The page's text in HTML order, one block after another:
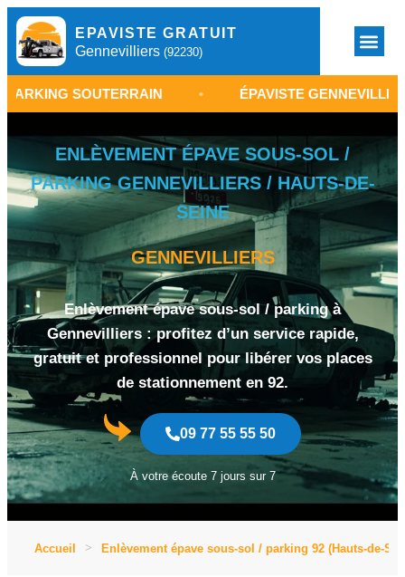
EPAVISTE GRATUIT
Gennevilliers (92230)
• ÉPAVISTE GENNEVILLIERS 92230
ENLÈVEMENT ÉPAVE SOUS-SOL /
PARKING GENNEVILLIERS / HAUTS-DE-
SEINE
GENNEVILLIERS
Enlèvement épave sous-sol / parking à
Gennevilliers : profitez d’un service rapide,
gratuit et professionnel pour libérer vos places
de stationnement en 92.
09 77 55 55 50
À votre écoute 7 jours sur 7
Accueil Enlèvement épave sous-sol / parking 92 (Hauts-de-